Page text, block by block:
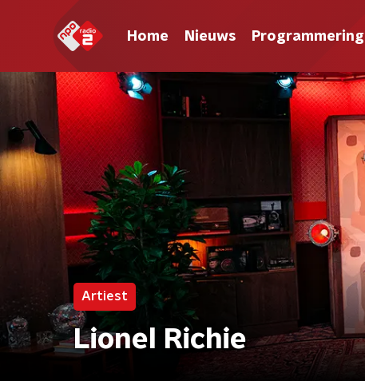
Home Nieuws Programmering
Artiest
Lionel Richie